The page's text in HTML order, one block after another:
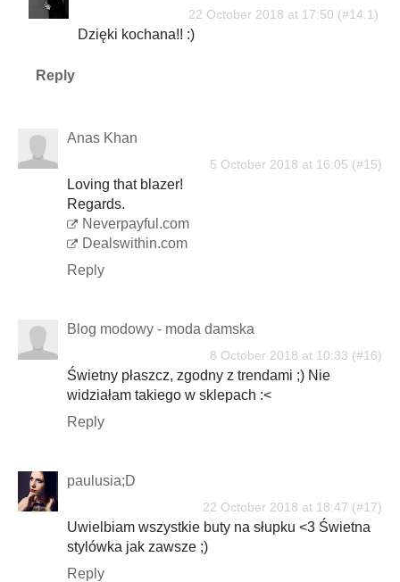
22 October 2018 at 17:50
Dzięki kochana!! :)
Reply
Anas Khan
5 October 2018 at 16:05
Loving that blazer!
Regards.
Neverpayful.com
Dealswithin.com
Reply
Blog modowy - moda damska
8 October 2018 at 10:33
Świetny płaszcz, zgodny z trendami ;) Nie
widziałam takiego w sklepach :<
Reply
paulusia;D
22 October 2018 at 18:47
Uwielbiam wszystkie buty na słupku <3 Świetna
stylówka jak zawsze ;)
Reply